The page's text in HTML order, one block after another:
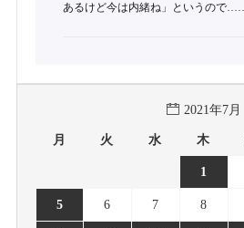
あるけど今は内緒ね」というので……
2021年7月
月 火 水 木
1
5 6 7 8